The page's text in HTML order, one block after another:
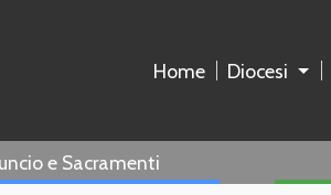
Home Diocesi
e Sacramenti